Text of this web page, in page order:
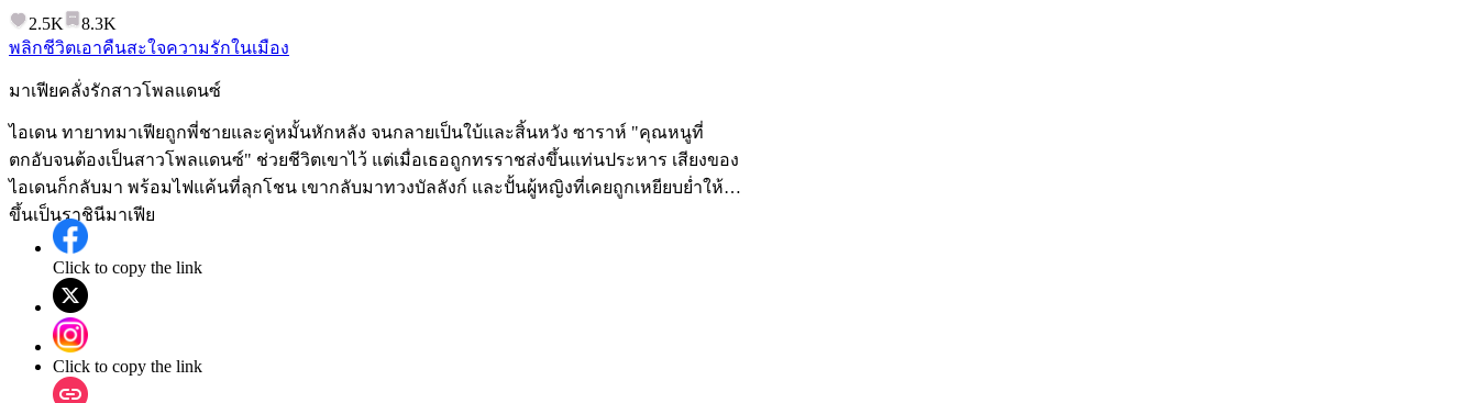
2.5K
8.3K
พลิกชีวิตเอาคืนสะใจความรักในเมือง
มาเฟียคลั่งรักสาวโพลแดนซ์
ไอเดน ทายาทมาเฟียถูกพี่ชายและคู่หมั้นหักหลัง จนกลายเป็นใบ้และสิ้นหวัง ซาราห์ "คุณหนูที่
ตกอับจนต้องเป็นสาวโพลแดนซ์" ช่วยชีวิตเขาไว้ แต่เมื่อเธอถูกทรราชส่งขึ้นแท่นประหาร เสียงของ
ไอเดนก็กลับมา พร้อมไฟแค้นที่ลุกโชน เขากลับมาทวงบัลลังก์ และปั้นผู้หญิงที่เคยถูกเหยียบย่ำให้
ขึ้นเป็นราชินีมาเฟีย
Click to copy the link
Click to copy the link